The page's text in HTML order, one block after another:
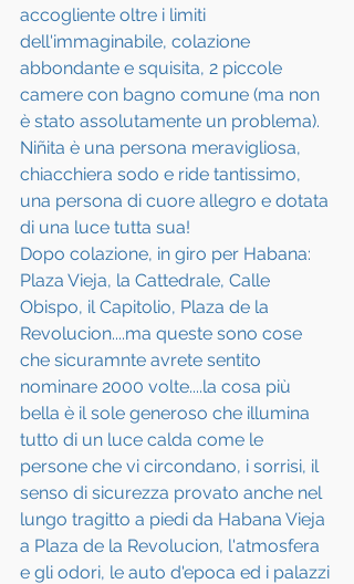
accogliente oltre i limiti
dell'immaginabile, colazione
abbondante e squisita, 2 piccole
camere con bagno comune (ma non
è stato assolutamente un problema).
Niñita è una persona meravigliosa,
chiacchiera sodo e ride tantissimo,
una persona di cuore allegro e dotata
di una luce tutta sua!
Dopo colazione, in giro per Habana:
Plaza Vieja, la Cattedrale, Calle
Obispo, il Capitolio, Plaza de la
Revolucion....ma queste sono cose
che sicuramnte avrete sentito
nominare 2000 volte....la cosa più
bella è il sole generoso che illumina
tutto di un luce calda come le
persone che vi circondano, i sorrisi, il
senso di sicurezza provato anche nel
lungo tragitto a piedi da Habana Vieja
a Plaza de la Revolucion, l'atmosfera
e gli odori, le auto d'epoca ed i palazzi